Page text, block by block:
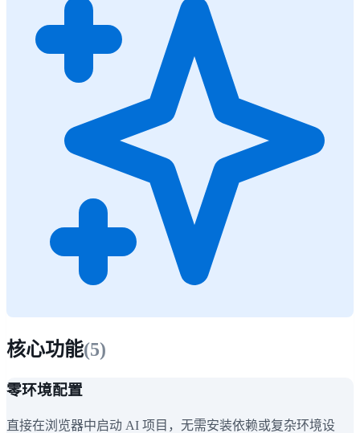
核心功能(5)
零环境配置
直接在浏览器中启动 AI 项目，无需安装依赖或复杂环境设